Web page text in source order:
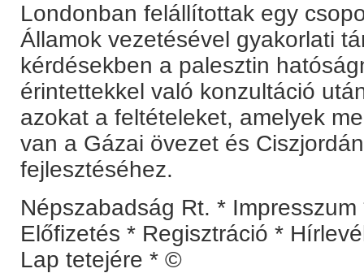
Londonban felállítottak egy
Államok vezetésével gyakorlati
kérdésekben a palesztin
érintettekkel való konzultáció
azokat a feltételeket, amelyek
van a Gázai övezet és
fejlesztéséhez.
Népszabadság Rt. *
Előfizetés * Regisztráció *
Lap tetejére * ©